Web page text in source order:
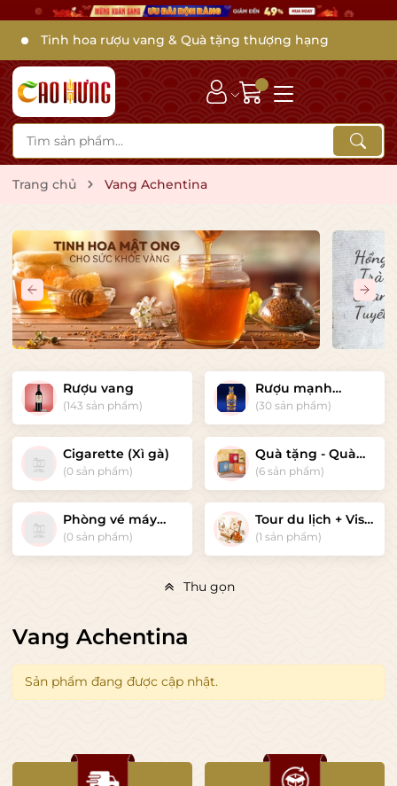
Tinh hoa rượu vang & Quà tặng thượng hạng
Trang chủ Vang Achentina
Rượu vang
(143 sản phẩm)
Rượu mạnh
(Whisky)
(30 sản phẩm)
Cigarette (Xì gà)
(0 sản phẩm)
Quà tặng - Quà
tết cao cấp
(6 sản phẩm)
Phòng vé máy
bay Nội địa +
Quốc tế
(0 sản phẩm)
Tour du lịch + Visa
quốc tế
(1 sản phẩm)
Thu gọn
Vang Achentina
Sản phẩm đang được cập nhật.